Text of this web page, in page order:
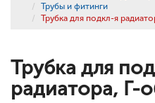
Трубы и фитинги
Трубка для подкл-я
Трубка для
радиатора, Г-